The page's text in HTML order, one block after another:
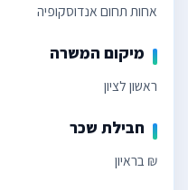
אחות תחום אנדוסקופיה
מיקום המשרה
ראשון לציון
חבילת שכר
₪ בראיון